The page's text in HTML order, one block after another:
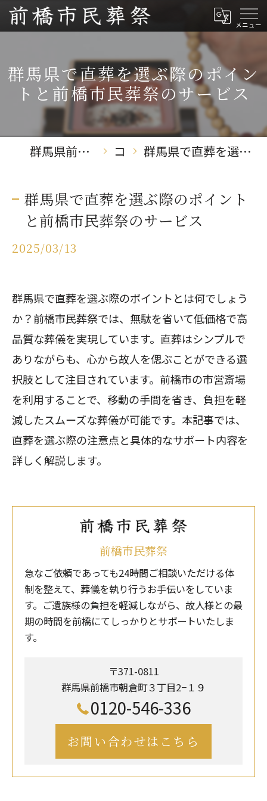
群馬県で直葬を選ぶ際のポイン
トと前橋市民葬祭のサービス
群馬県前橋の葬儀なら前橋市民葬祭 コラム 群馬県で直葬を選ぶ際のポイントと前橋市民葬祭のサービス
群馬県で直葬を選ぶ際のポイント
と前橋市民葬祭のサービス
2025/03/13
群馬県で直葬を選ぶ際のポイントとは何でしょう
か？前橋市民葬祭では、無駄を省いて低価格で高
品質な葬儀を実現しています。直葬はシンプルで
ありながらも、心から故人を偲ぶことができる選
択肢として注目されています。前橋市の市営斎場
を利用することで、移動の手間を省き、負担を軽
減したスムーズな葬儀が可能です。本記事では、
直葬を選ぶ際の注意点と具体的なサポート内容を
詳しく解説します。
前橋市民葬祭
急なご依頼であっても24時間ご相談いただける体
制を整えて、葬儀を執り行うお手伝いをしていま
す。ご遺族様の負担を軽減しながら、故人様との最
期の時間を前橋にてしっかりとサポートいたしま
す。
〒371-0811
群馬県前橋市朝倉町３丁目2−１９
0120-546-336
お問い合わせはこちら